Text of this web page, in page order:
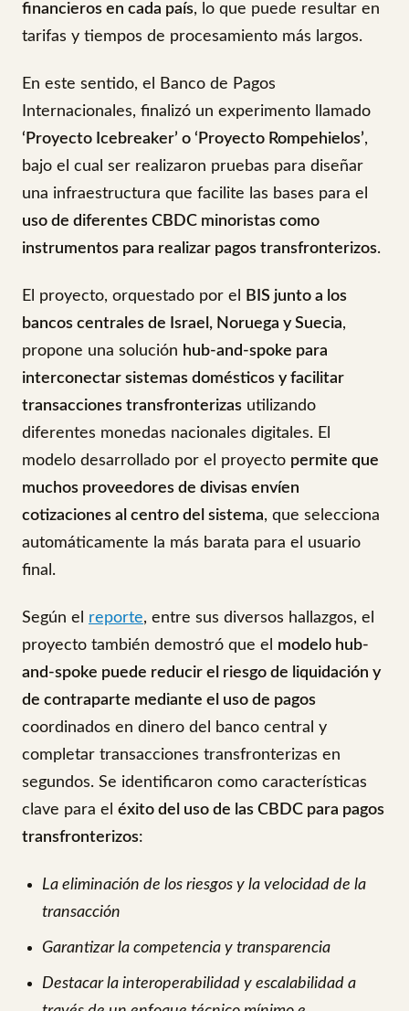
financieros en cada país, lo que puede resultar en
tarifas y tiempos de procesamiento más largos.
En este sentido, el Banco de Pagos
Internacionales, finalizó un experimento llamado
‘Proyecto Icebreaker’ o ‘Proyecto Rompehielos’,
bajo el cual ser realizaron pruebas para diseñar
una infraestructura que facilite las bases para el
uso de diferentes CBDC minoristas como
instrumentos para realizar pagos transfronterizos.
El proyecto, orquestado por el
BIS junto a los
bancos centrales de Israel, Noruega y Suecia,
propone una solución hub-and-spoke para
interconectar sistemas domésticos y facilitar
transacciones transfronterizas utilizando
diferentes monedas nacionales digitales. El
modelo desarrollado por el proyecto permite que
muchos proveedores de divisas envíen
cotizaciones al centro del sistema, que selecciona
automáticamente la más barata para el usuario
final.
Según el reporte, entre sus diversos hallazgos, el
proyecto también demostró que el modelo hub-
and-spoke puede reducir el riesgo de liquidación y
de contraparte mediante el uso de pagos
coordinados en dinero del banco central y
completar transacciones transfronterizas en
segundos. Se identificaron como características
clave para el éxito del uso de las CBDC para pagos
transfronterizos:
La eliminación de los riesgos y la velocidad de la
transacción
Garantizar la competencia y transparencia
Destacar la interoperabilidad y escalabilidad a